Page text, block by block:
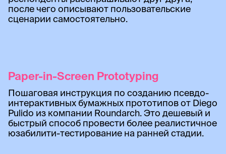
после чего описывают пользовательские
сценарии самостоятельно.
Paper-in-Screen Prototyping
Пошаговая инструкция по созданию псевдо-
интерактивных бумажных прототипов от Diego
Pulido из компании Roundarch. Это дешевый и
быстрый способ провести более реалистичное
юзабилити-тестирование на ранней стадии.